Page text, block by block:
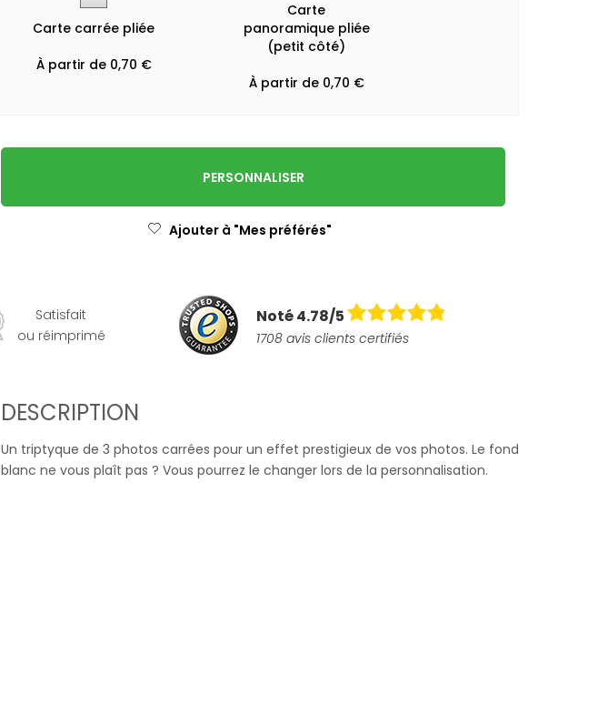
Carte carrée pliée
À partir de 0,70 €
Carte
panoramique pliée
(petit côté)
À partir de 0,70 €
PERSONNALISER
Ajouter à "Mes préférés"
Satisfait
ou réimprimé
Noté 4.78/5
1708 avis clients certifiés
DESCRIPTION
Un triptyque de 3 photos carrées pour un effet prestigieux de vos photos. Le fond
blanc ne vous plaît pas ? Vous pourrez le changer lors de la personnalisation.